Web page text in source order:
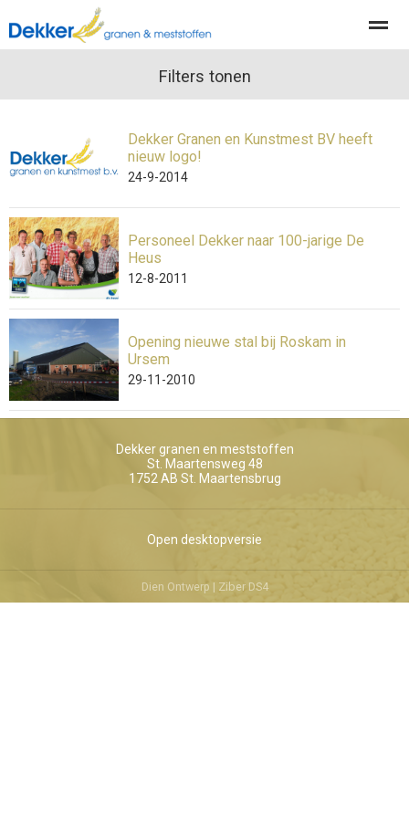
Actueel Organisatie
Nieuws Locatie Contact
Filters tonen
Dekker Granen en Kunstmest BV heeft
nieuw logo!
24-9-2014
Personeel Dekker naar 100-jarige De
Heus
12-8-2011
Opening nieuwe stal bij Roskam in
Ursem
29-11-2010
Dekker granen en meststoffen
St. Maartensweg 48
1752 AB St. Maartensbrug
Open desktopversie
Dien Ontwerp | Ziber DS4